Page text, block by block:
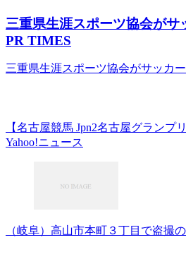
三重県生涯スポーツ協会が
PR TIMES
三重県生涯スポーツ協会がサッカ
【名古屋競馬 Jpn2名古屋グラン
Yahoo!ニュース
（岐阜）高山市本町３丁目で盗